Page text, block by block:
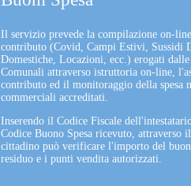
Il servizio prevede la compilazione on-
contributo (Covid, Campi Estivi, Sussidi
Domestiche, Locazioni, ecc.) erogati
Comunali attraverso istruttoria on-line,
contributo ed il monitoraggio della spesa
commerciali accreditati.
Inserendo il Codice Fiscale
Codice Buono Spesa ricevuto, attraverso
cittadino può verificare l'importo del
residuo e i punti vendita autorizzati.